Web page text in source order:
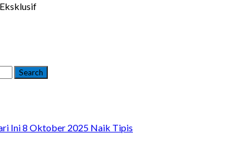
Ini 8 Oktober 2025 Naik Tipis